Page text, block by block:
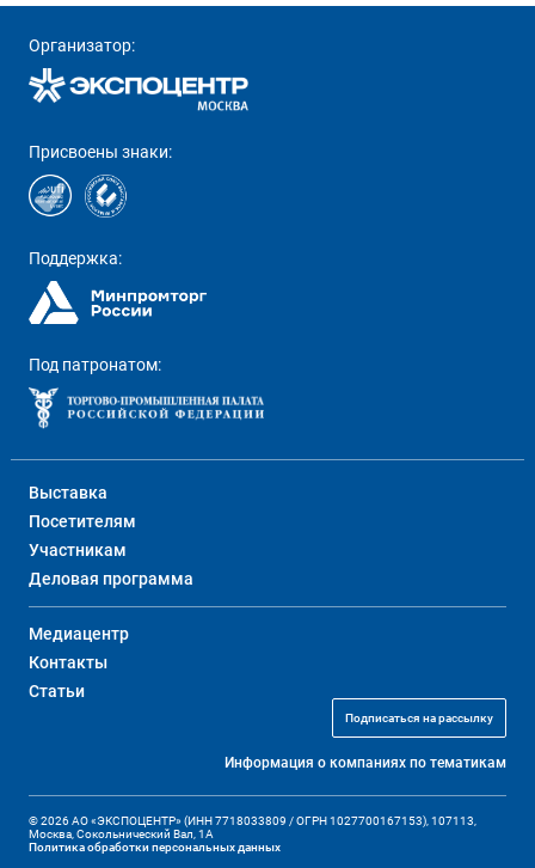
Организатор:
Присвоены знаки:
Поддержка:
Под патронатом:
Выставка
Посетителям
Участникам
Деловая программа
Медиацентр
Контакты
Статьи
Подписаться на рассылку
Информация о компаниях по тематикам
© 2026 АО «ЭКСПОЦЕНТР» (ИНН 7718033809 / ОГРН 1027700167153), 107113,
Москва, Сокольнический Вал, 1А
Политика обработки персональных данных